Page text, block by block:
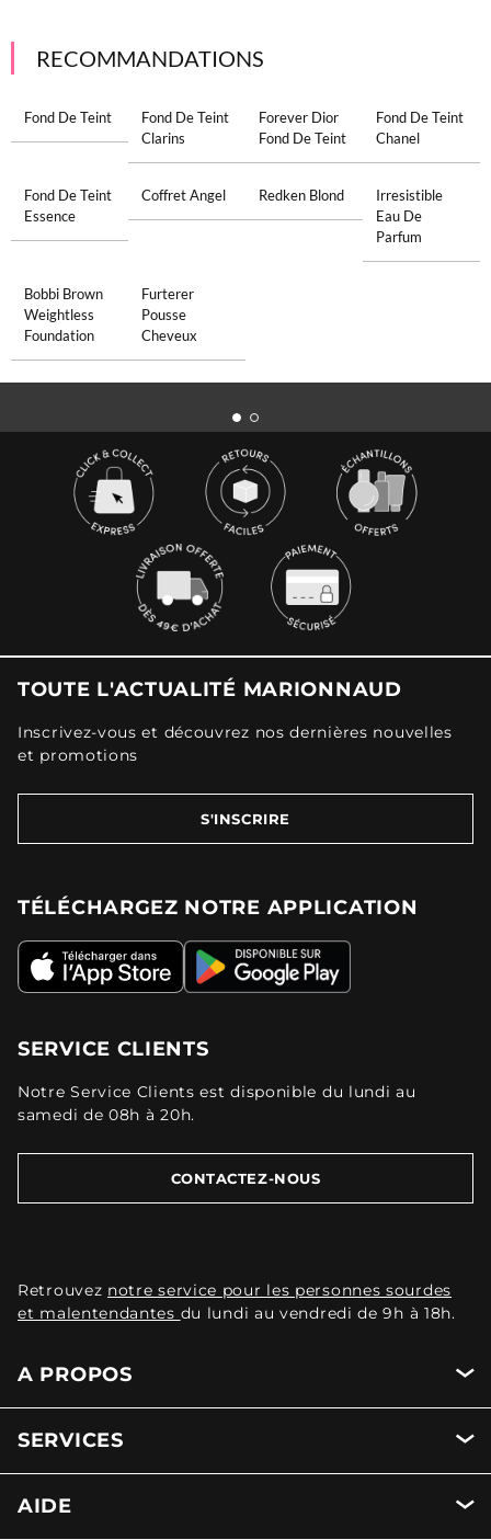
RECOMMANDATIONS
Fond De Teint
Fond De Teint
Clarins
Forever Dior
Fond De Teint
Fond De Teint
Chanel
Fond De Teint
Essence
Coffret Angel Redken Blond
Irresistible
Eau De
Parfum
Bobbi Brown
Weightless
Foundation
Furterer
Pousse
Cheveux
TOUTE L'ACTUALITÉ MARIONNAUD
Inscrivez-vous et découvrez nos dernières nouvelles
et promotions
S'INSCRIRE
TÉLÉCHARGEZ NOTRE APPLICATION
SERVICE CLIENTS
Notre Service Clients est disponible du lundi au
samedi de 08h à 20h.
CONTACTEZ-NOUS
Retrouvez notre service pour les personnes sourdes
et malentendantes du lundi au vendredi de 9h à 18h.
A PROPOS
SERVICES
AIDE